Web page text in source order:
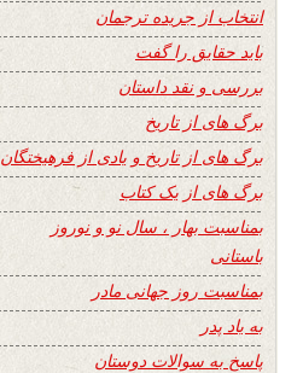
انتخاب از جریده ترجمان
باید حقایق را گفت
بررسی و نقد داستان
برگ های از تاریخ
برگ های از تاریخ و یادی از فرهیختگان
برگ های از یک کتاب
بمناسبت بهار ، سال نو و نوروز
باستانی
بمناسبت روز جهانی مادر
به یاد پدر
پاسخ به سوالات دوستان